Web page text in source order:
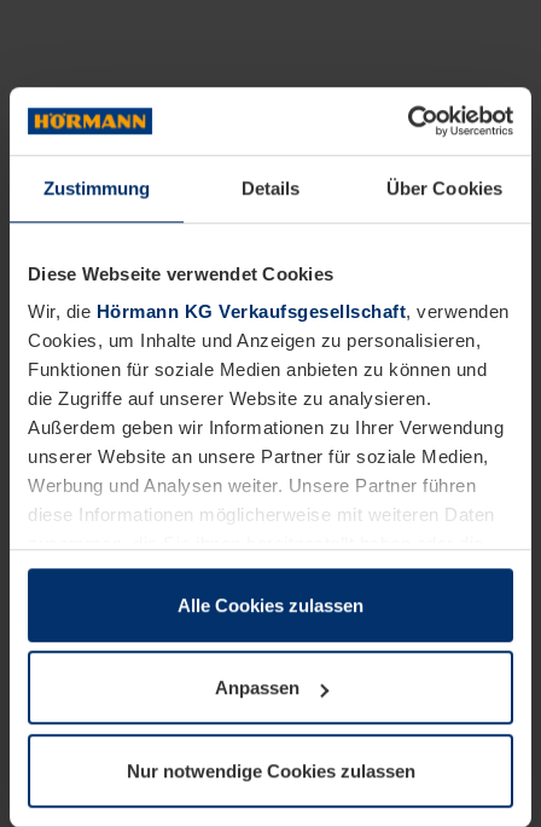
Zustimmung Details Über Cookies
Diese Webseite verwendet Cookies
Wir, die Hörmann KG Verkaufsgesellschaft, verwenden
Cookies, um Inhalte und Anzeigen zu personalisieren,
Funktionen für soziale Medien anbieten zu können und
die Zugriffe auf unserer Website zu analysieren.
Außerdem geben wir Informationen zu Ihrer Verwendung
unserer Website an unsere Partner für soziale Medien,
Werbung und Analysen weiter. Unsere Partner führen
diese Informationen möglicherweise mit weiteren Daten
sie im Rahmen Ihrer Nutzung der Dienste gesammelt
wenn diese für den Betrieb dieser Seite unbedingt
notwendig sind. Für alle anderen Cookie-Typen benötigen
wir Ihre Erlaubnis. Ihre Einwilligung können Sie jederzeit
Datenschutzerklärungunserer Website ändern oder
widerrufen.
Alle Cookies zulassen
Anpassen
Nur notwendige Cookies zulassen